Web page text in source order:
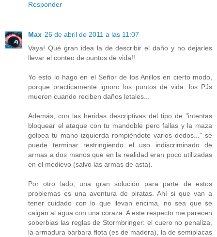
Responder
Max 26 de abril de 2011 a las 11:07
Vaya! Qué gran idea la de describir el daño y no dejarles
llevar el conteo de puntos de vida!!
Yo esto lo hago en el Señor de los Anillos en cierto modo,
porque practicamente ignoro los puntos de vida: los PJs
mueren cuando reciben daños letales...
Además, con las heridas descriptivas del tipo de "intentas
bloquear el ataque con tu mandoble pero fallas y la maza
golpea tu mano izquierda rompiéndote varios dedos..." se
puede terminar restringiendo el uso indiscriminado de
armas a dos manos que en la realidad eran poco utilizadas
en el medievo (salvo las armas de asta).
Por otro lado, una gran solución para parte de estos
problemas es una aventura de piratas. Ahí si que van a
tener cuidado con lo que llevan encima, no sea que se
caigan al agua con una coraza. A este respecto me parecen
soberbias las reglas de Stormbringer: el cuero no penaliza,
la armadura bárbara flota (es de madera), la de semiplacas